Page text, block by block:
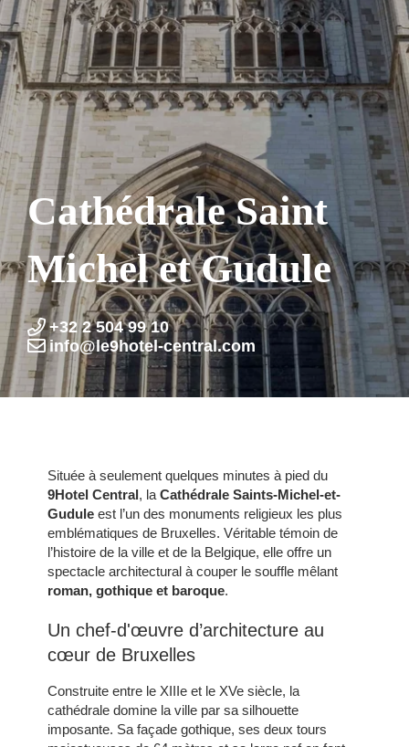
Cathédrale Saint
Michel et Gudule
+32 2 504 99 10
info@le9hotel-central.com
Située à seulement quelques minutes à pied du
9Hotel Central, laCathédrale Saints-Michel-et-
Gudule est l’un des monuments religieux les plus
emblématiques de Bruxelles. Véritable témoin de
l’histoire de la ville et de la Belgique, elle offre un
spectacle architectural à couper le souffle mêlant
roman, gothique et baroque.
Un chef-d'œuvre d’architecture au
cœur de Bruxelles
Construite entre le XIIIe et le XVe siècle, la
cathédrale domine la ville par sa silhouette
imposante. Sa façade gothique, ses deux tours